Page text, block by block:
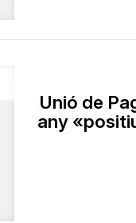
Unió de
any